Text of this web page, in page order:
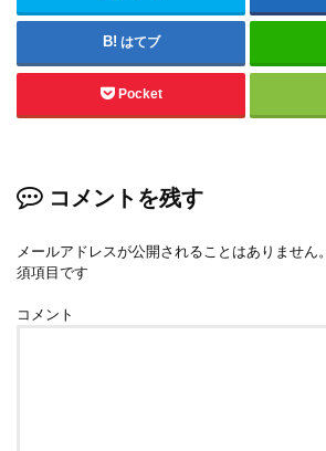
はてブ
Pocket
コメントを残す
メールアドレスが公開されることはありません。
須項目です
コメント